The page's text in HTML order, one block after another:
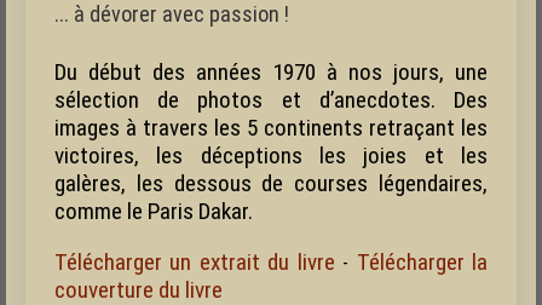
... à dévorer avec passion !
Du début des années 1970 à nos jours, une
sélection de photos et d’anecdotes. Des
images à travers les 5 continents retraçant les
victoires, les déceptions les joies et les
galères, les dessous de courses légendaires,
comme le Paris Dakar.
Télécharger un extrait du livre - Télécharger la
couverture du livre